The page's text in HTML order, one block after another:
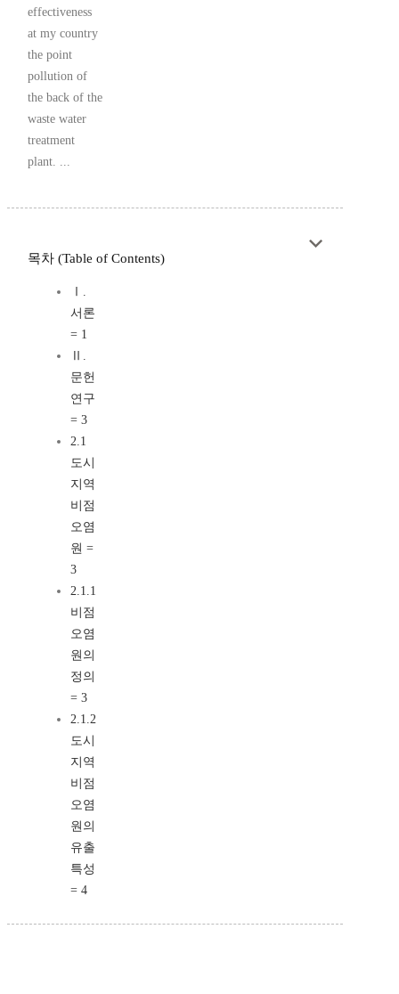
effectiveness
at my country
the point
pollution of
the back of the
waste water
treatment
plant. ...
목차 (Table of Contents)
Ⅰ.
서론
= 1
Ⅱ.
문헌
연구
= 3
2.1
도시
지역
비점
오염
원 =
3
2.1.1
비점
오염
원의
정의
= 3
2.1.2
도시
지역
비점
오염
원의
유출
특성
= 4